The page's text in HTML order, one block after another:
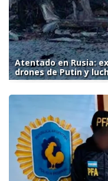
Atentado en Rusia:
drones de Putin y